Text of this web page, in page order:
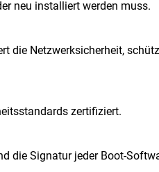
neu installiert werden muss.
die Netzwerksicherheit,
zertifiziert.
die Signatur jeder Boot-